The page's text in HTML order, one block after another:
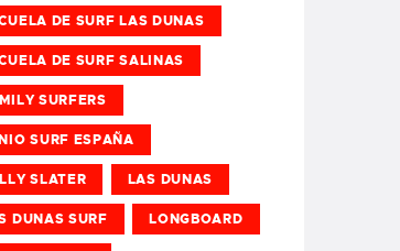
DE SURF LAS DUNAS
DE SURF SALINAS
SURFERS
SURF ESPAÑA
SLATER LAS DUNAS
DUNAS SURF LONGBOARD